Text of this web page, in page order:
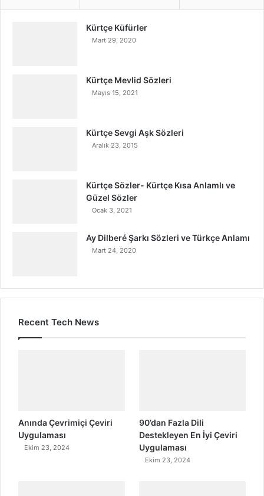
Kürtçe Küfürler
Mart 29, 2020
Kürtçe Mevlid Sözleri
Mayıs 15, 2021
Kürtçe Sevgi Aşk Sözleri
Aralık 23, 2015
Kürtçe Sözler- Kürtçe Kısa Anlamlı ve
Güzel Sözler
Ocak 3, 2021
Ay Dilberé Şarkı Sözleri ve Türkçe Anlamı
Mart 24, 2020
Recent Tech News
Anında Çevrimiçi Çeviri
Uygulaması
Ekim 23, 2024
90’dan Fazla Dili
Destekleyen En İyi Çeviri
Uygulaması
Ekim 23, 2024